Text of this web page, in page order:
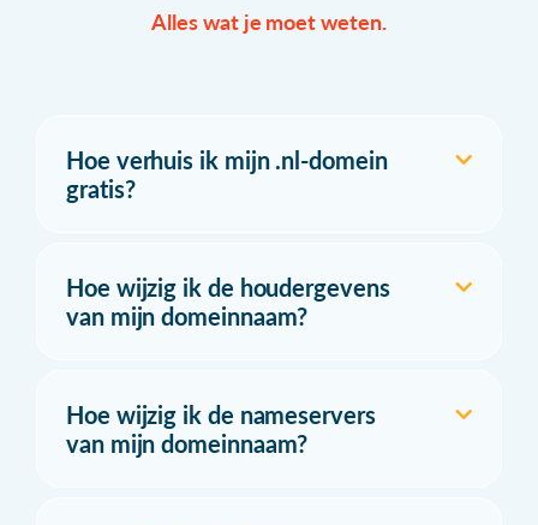
Alles wat je moet weten.
Hoe verhuis ik mijn .nl-domein
gratis?
Hoe wijzig ik de houdergevens
van mijn domeinnaam?
Hoe wijzig ik de nameservers
van mijn domeinnaam?